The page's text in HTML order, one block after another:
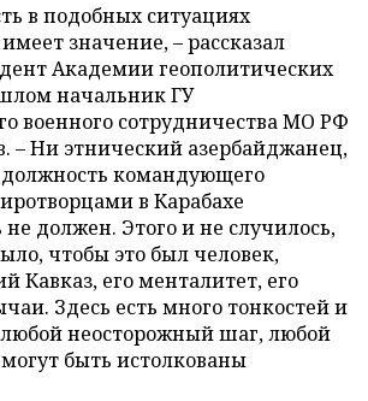
в подобных ситуациях
значение, – рассказал
Академии геополитических
начальник ГУ
военного сотрудничества МО РФ
– Ни этнический азербайджанец,
командующего
в Карабахе
должен. Этого и не случилось,
чтобы это был человек,
Кавказ, его менталитет, его
Здесь есть много тонкостей и
любой неосторожный шаг, любой
быть истолкованы